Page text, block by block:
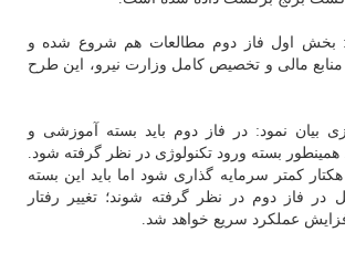
بخش اول فاز دوم مطالعات هم شروع شده و
منابع مالی و تخصیص کامل وزارت نیرو، این طرح
بیان نمود: در فاز دوم باید بسته آموزشی و
بسته ورود تکنولوژی در نظر گرفته شود.
۵۰ هزار هکتار کمتر سرمایه گذاری شود اما باید این بسته
فاز دوم در نظر گرفته شوند؛ تغییر رفتار
عملکرد سریع خواهد شد.